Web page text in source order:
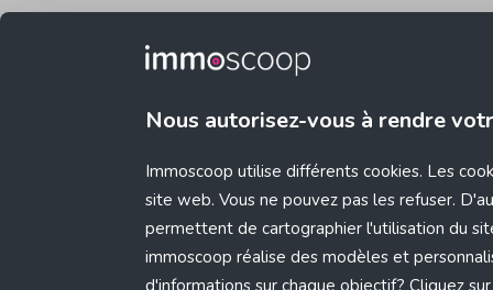
Nous autorisez-vous à rendre
Immoscoop utilise différents cookies. Les
site web. Vous ne pouvez pas les refuser.
permettent de cartographier l'utilisation du
immoscoop réalise des modèles et
d'informations sur chaque objectif? Cliquez